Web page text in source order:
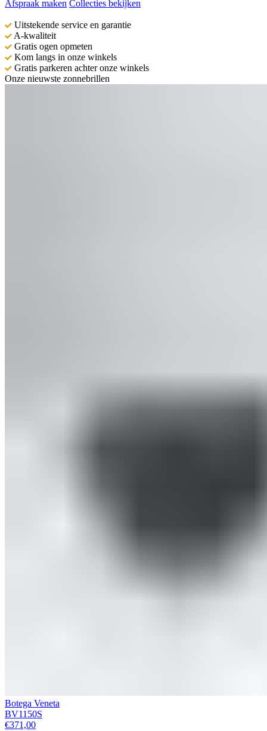
Afspraak maken Collecties bekijken
Uitstekende service en garantie
A-kwaliteit
Gratis ogen opmeten
Kom langs in onze winkels
Gratis parkeren achter onze winkels
Onze nieuwste zonnebrillen
Botega Veneta
BV1150S
€371,00